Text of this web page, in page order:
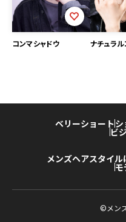
コンマシャドウ ナチュラ
ベリーショートシ
ビ
メンズヘアスタイル
モ
©メン